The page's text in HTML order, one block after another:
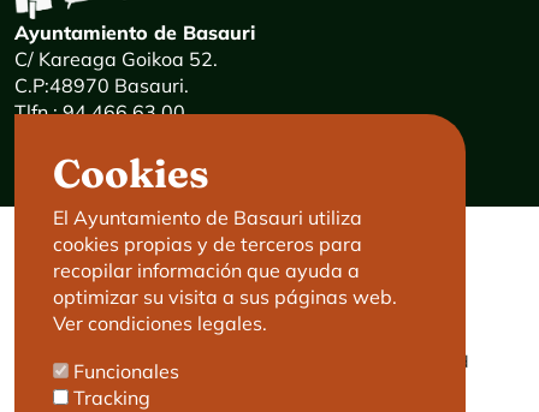
Cookies
El Ayuntamiento de Basauri utiliza
cookies propias y de terceros para
recopilar información que ayuda a
optimizar su visita a sus páginas web.
Ver condiciones legales.
Funcionales
Tracking
Ayuntamiento de Basauri
C/ Kareaga Goikoa 52.
C.P:48970 Basauri.
Tlfn.: 94 466 63 00
E-mail: haz@basauri.eus
CONTACTO
Basauri le atiende
Cita previa
LEGAL
Aviso legal
Política de privacidad